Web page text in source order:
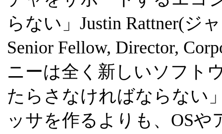
らない」Justin Rattner(ジ
Senior Fellow, Director,
ニーは全く新しいソフト
たらさなければならない
ッサを作るよりも、OS